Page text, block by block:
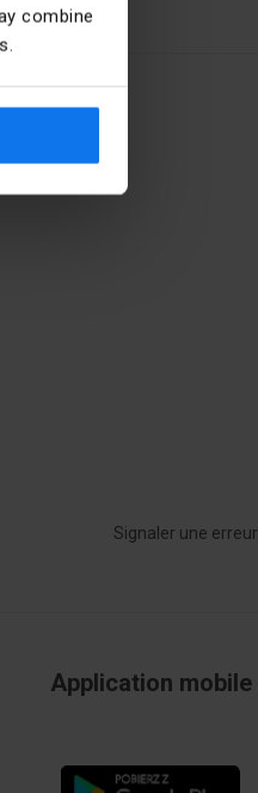
combine
Signaler une erreur
Application mobile